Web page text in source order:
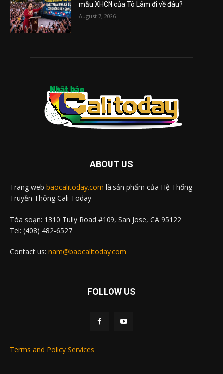
mẫu XHCN của Tô Lâm đi về đâu?
August 7, 2026
ABOUT US
Trang web baocalitoday.com là sản phẩm của Hệ Thống
Truyền Thông Cali Today
Tòa soạn: 1310 Tully Road #109, San Jose, CA 95122
Tel: (408) 482-6527
Contact us: nam@baocalitoday.com
FOLLOW US
Terms and Policy Services